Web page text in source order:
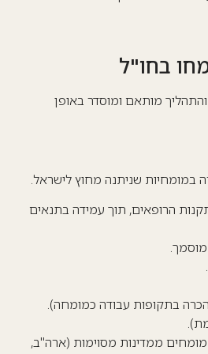
בחו"ל
מותאם ומוסדר באופן
במומחיות שניתנה מחוץ לישראל.
הרופאים, תוך עמידה בתנאים
בתקופות עבודה כמומחה).
ממדינות מסוימות (ארה"ב,